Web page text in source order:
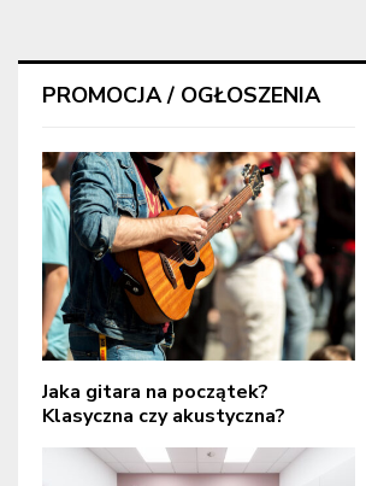
PROMOCJA / OGŁOSZENIA
Jaka gitara na początek?
Klasyczna czy akustyczna?